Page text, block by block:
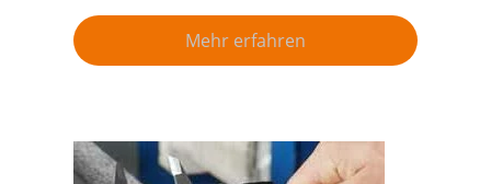
Mehr erfahren